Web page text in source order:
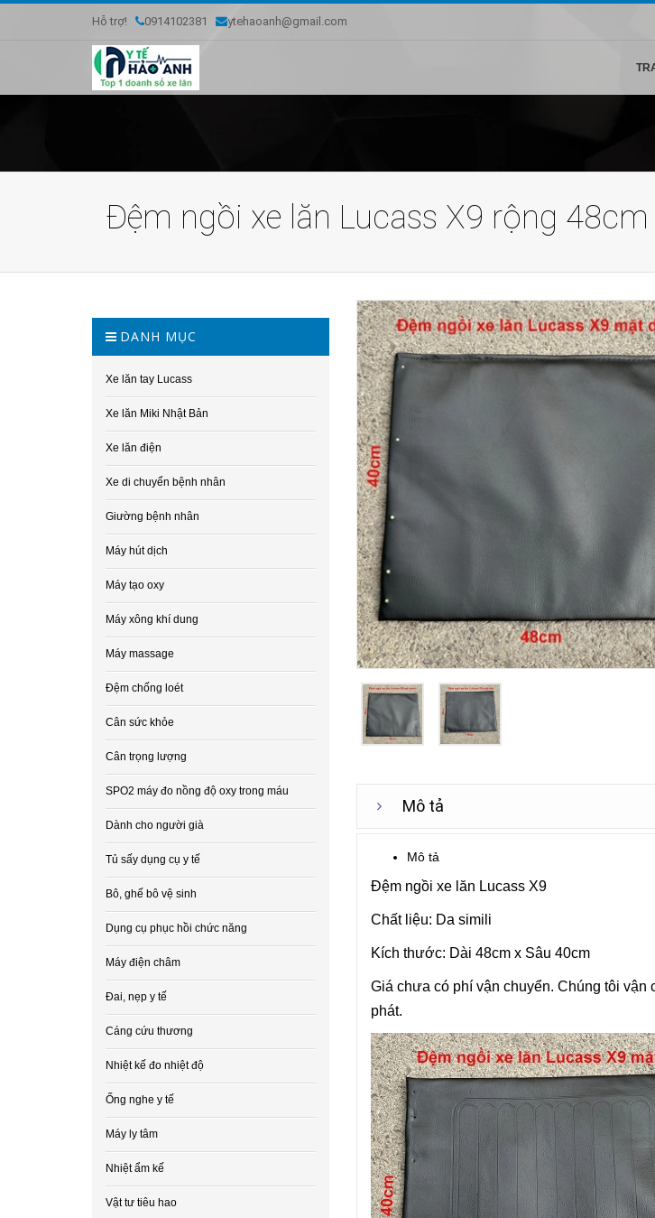
Hỗ trợ! 0914102381 ytehaoanh@gmail.com
Đệm ngồi xe lăn Lucass X9 rộng 48cm
DANH MỤC
Xe lăn tay Lucass
Xe lăn Miki Nhật Bản
Xe lăn điện
Xe di chuyển bệnh nhân
Giường bệnh nhân
Máy hút dịch
Máy tạo oxy
Máy xông khí dung
Máy massage
Đệm chống loét
Cân sức khỏe
Cân trọng lượng
SPO2 máy đo nồng độ oxy trong máu
Dành cho người già
Tủ sấy dụng cụ y tế
Bô, ghế bô vệ sinh
Dụng cụ phục hồi chức năng
Máy điện châm
Đai, nẹp y tế
Cáng cứu thương
Nhiệt kế đo nhiệt độ
Ống nghe y tế
Máy ly tâm
Nhiệt ẩm kế
Vật tư tiêu hao
Mô tả
Mô tả
Đệm ngồi xe lăn Lucass X9
Chất liệu: Da simili
Kích thước: Dài 48cm x Sâu 40cm
Giá chưa có phí vận chuyển. Chúng tôi vận
phát.